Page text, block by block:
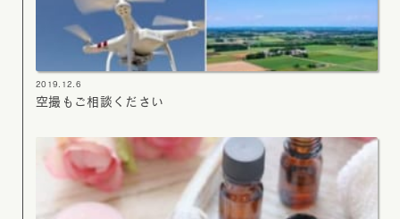
2019.12.6
空撮もご相談ください